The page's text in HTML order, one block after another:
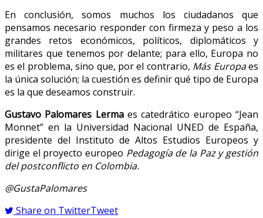
En conclusión, somos muchos los ciudadanos que
pensamos necesario responder con firmeza y peso a los
grandes retos económicos, políticos, diplomáticos y
militares que tenemos por delante; para ello, Europa no
es el problema, sino que, por el contrario, Más Europaes
la única solución; la cuestión es definir qué tipo de Europa
es la que deseamos construir.
Gustavo Palomares Lermaes catedrático europeo “Jean
Monnet” en la Universidad Nacional UNED de España,
presidente del Instituto de Altos Estudios Europeos y
dirige el proyecto europeo Pedagogía de la Paz y gestión
del postconflicto en Colombia.
@GustaPalomares
Share on TwitterTweet